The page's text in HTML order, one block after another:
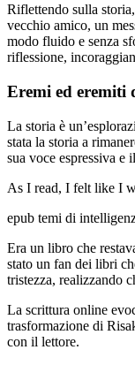
Riflettendo sulla
vecchio amico, un
modo fluido e senza
riflessione,
Eremi ed eremiti
La storia è
stata la storia a
sua voce espressiva
As I read, I felt like I
epub temi di
Era un libro che
stato un fan dei libri
tristezza, realizzando
La scrittura online
trasformazione di
con il lettore.